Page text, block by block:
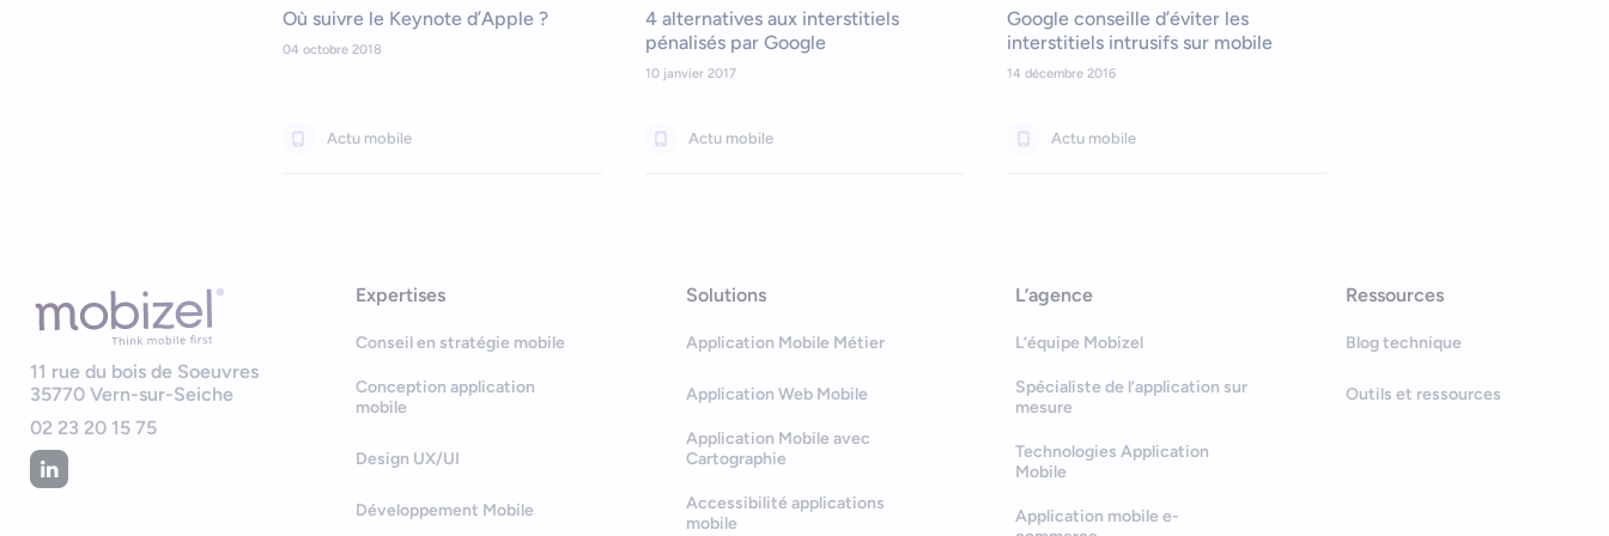
Où suivre le Keynote d’Apple ?
04 octobre 2018
Actu mobile
4 alternatives aux interstitiels
pénalisés par Google
10 janvier 2017
Actu mobile
Google conseille d’éviter les
interstitiels intrusifs sur mobile
14 décembre 2016
Actu mobile
11 rue du bois de Soeuvres
35770 Vern-sur-Seiche
02 23 20 15 75
Expertises
Conseil en stratégie mobile
Conception application
mobile
Design UX/UI
Développement Mobile
Solutions
Application Mobile Métier
Application Web Mobile
Application Mobile avec
Cartographie
Accessibilité applications
mobile
L’agence
L’équipe Mobizel
Spécialiste de l’application sur
mesure
Technologies Application
Mobile
Application mobile e-
Ressources
Blog technique
Outils et ressources
Bonjour, je suis Zel, votre assistant.